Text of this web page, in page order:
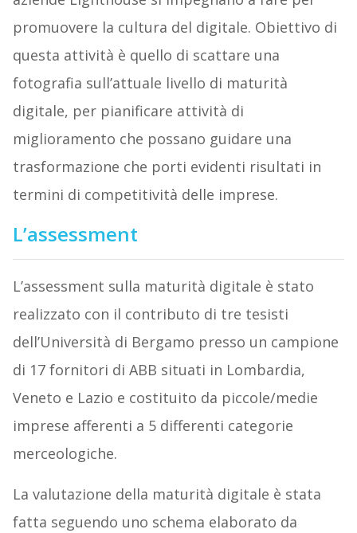
promuovere la cultura del digitale. Obiettivo di
questa attività è quello di scattare una
fotografia sull’attuale livello di maturità
digitale, per pianificare attività di
miglioramento che possano guidare una
trasformazione che porti evidenti risultati in
termini di competitività delle imprese.
L’assessment
L’assessment sulla maturità digitale è stato
realizzato con il contributo di tre tesisti
dell’Università di Bergamo presso un campione
di 17 fornitori di ABB situati in Lombardia,
Veneto e Lazio e costituito da piccole/medie
imprese afferenti a 5 differenti categorie
merceologiche.
La valutazione della maturità digitale è stata
fatta seguendo uno schema elaborato da